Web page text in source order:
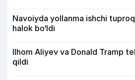
Navoiyda yollanma ishchi
halok bo‘ldi
Ilhom Aliyev va Donald Tramp
qildi